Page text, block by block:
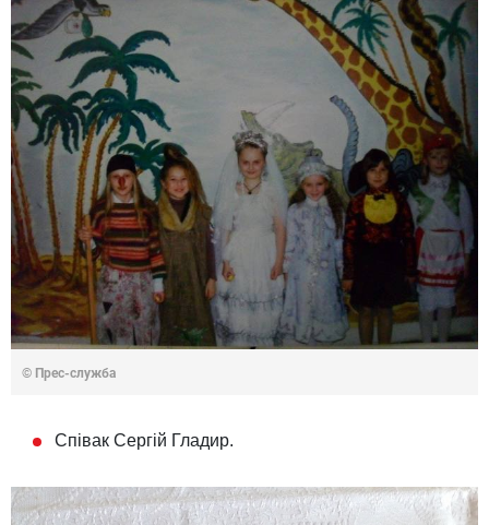
© Прес-служба
Співак Сергій Гладир.